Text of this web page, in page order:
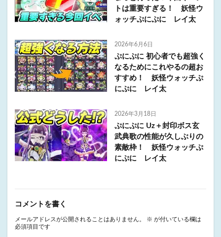
トは重要すぎる！ 妖怪ウ
ォッチぷにぷに レイ太
2026年6月6日
ぷにぷに 初心者でも超強く
なるためにこれやるの超お
すすめ！ 妖怪ウォッチぷ
にぷに レイ太
2026年3月18日
ぷにぷに Uz＋封印ボス玄
武典歌の性能が久しぶりの
素敵枠！ 妖怪ウォッチぷ
にぷに レイ太
コメントを書く
メールアドレスが公開されることはありません。 ※ が付いている欄は
必須項目です